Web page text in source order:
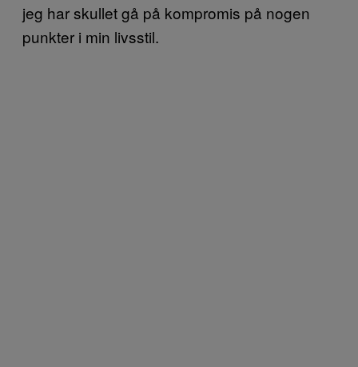
jeg har skullet gå på kompromis på nogen
punkter i min livsstil.